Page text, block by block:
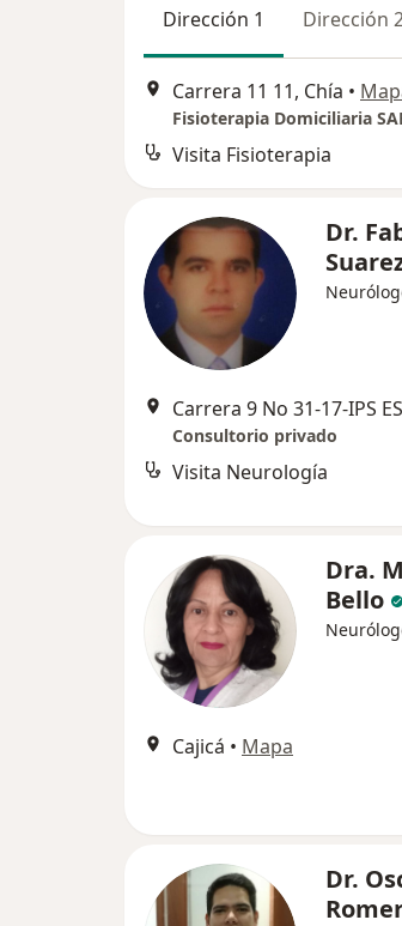
Dirección 1 Dirección
Carrera 11 11, Chía •
Fisioterapia Domiciliaria
Visita Fisioterapia
Dr.
Carrera 9 No 31-17-IPS
Consultorio privado
Visita Neurología
Dra.
Bello
Cajicá • Mapa
Dr.